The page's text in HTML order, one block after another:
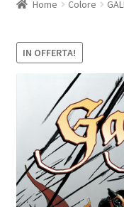
Carrello
Il mio account
Home Colore
IN OFFERTA!